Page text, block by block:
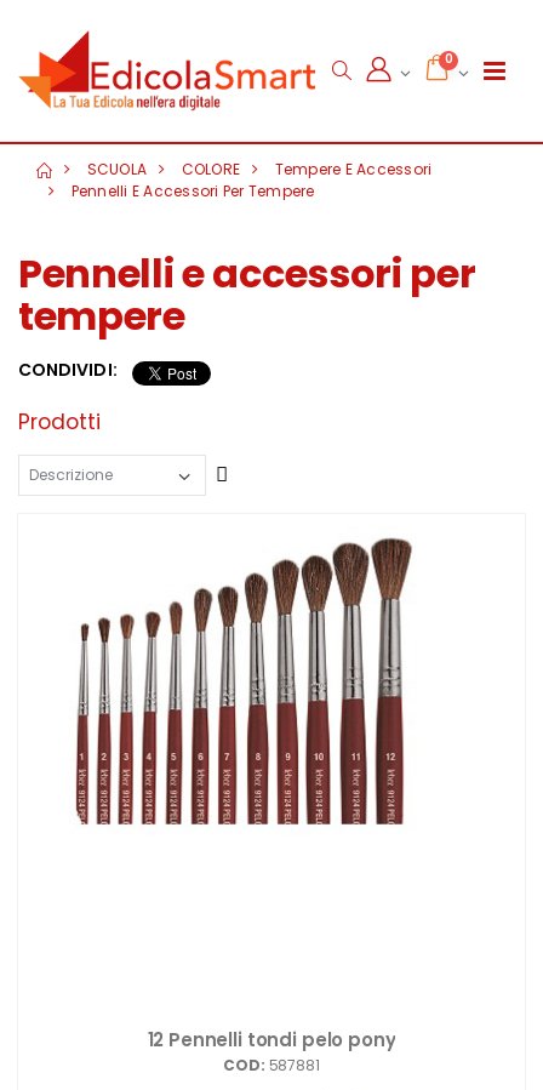
0
SCUOLA COLORE
Tempere E Accessori
Pennelli E Accessori Per Tempere
Pennelli e accessori per
tempere
CONDIVIDI:
Prodotti
12 Pennelli tondi pelo pony
COD: 587881